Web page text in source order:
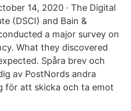
14, 2020 · The Digital
(DSCI) and Bain &
a major survey on
What they discovered
Spåra brev och
av PostNords andra
för att skicka och ta emot